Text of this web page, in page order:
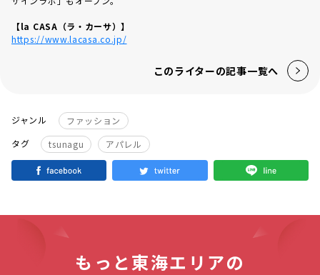
【la CASA（ラ・カーサ）】
https://www.lacasa.co.jp/
このライターの記事一覧へ
ジャンル
ファッション
タグ
tsunagu アパレル
もっと東海エリアの